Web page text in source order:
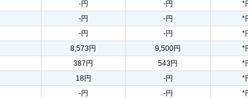
-円 -円 *
-円 -円 *
-円 -円 *
8,573円 9,500円 *
387円 543円 *
18円 -円 *
-円 -円 *